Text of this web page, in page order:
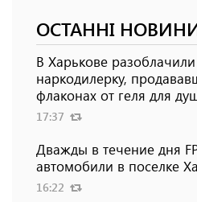
ОСТАННІ
В Харькове
наркодилерку,
флаконах от геля для
17:37
Дважды в течение дня
автомобили в поселке
16:22